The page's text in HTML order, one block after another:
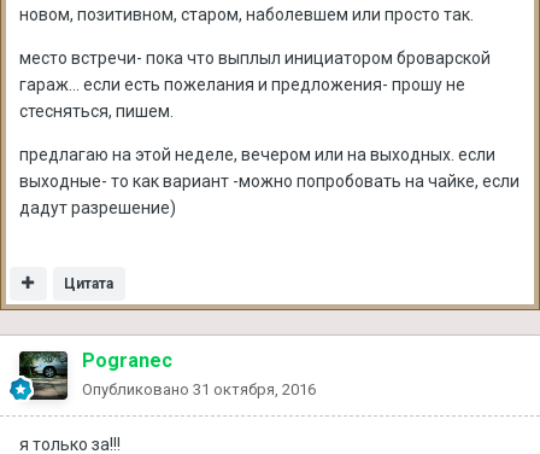
новом, позитивном, старом, наболевшем или просто так.
место встречи- пока что выплыл инициатором броварской
гараж... если есть пожелания и предложения- прошу не
стесняться, пишем.
предлагаю на этой неделе, вечером или на выходных. если
выходные- то как вариант -можно попробовать на чайке, если
дадут разрешение)
Цитата
Pogranec
Опубликовано 31 октября, 2016
я только за!!!